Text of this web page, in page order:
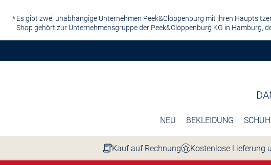
Es gibt zwei unabhängige Unternehmen Peek&Cloppenburg mit ihren
Shop gehört zur Unternehmensgruppe der Peek&Cloppenburg KG in Hamburg,
NEU BEKLEIDUNG
Kauf auf Rechnung Kostenlose Lieferung